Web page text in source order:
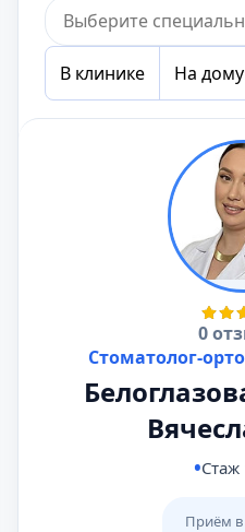
Выберите
В клинике На дому
0
Стоматолог-
Стаж
Приём в